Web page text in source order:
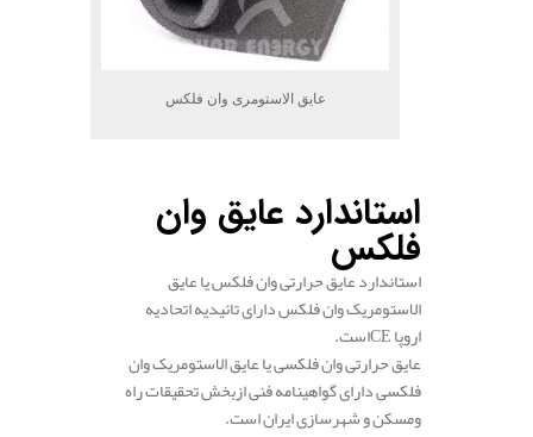
عایق الاستومری وان فلکس
استاندارد عایق وان
فلکس
استاندارد عایق حرارتی وان فلکس یا عایق
الاستومریک وان فلکس دارای تائیدیه اتحادیه
اروپاCEاست.
عایق حرارتی وان فلکسی یا عایق الاستومریک وان
فلکسی دارای گواهینامه فنی ازبخش تحقیقات راه
ومسکن و شهرسازی ایران است.